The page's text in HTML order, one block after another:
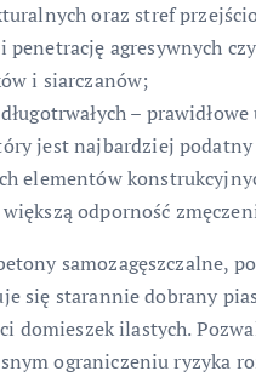
oraz stref
penetrację agresywnych
i siarczanów;
–
jest najbardziej
elementów
odporność
samozagęszczalne,
się starannie dobrany
ilastych.
ograniczeniu ryzyka